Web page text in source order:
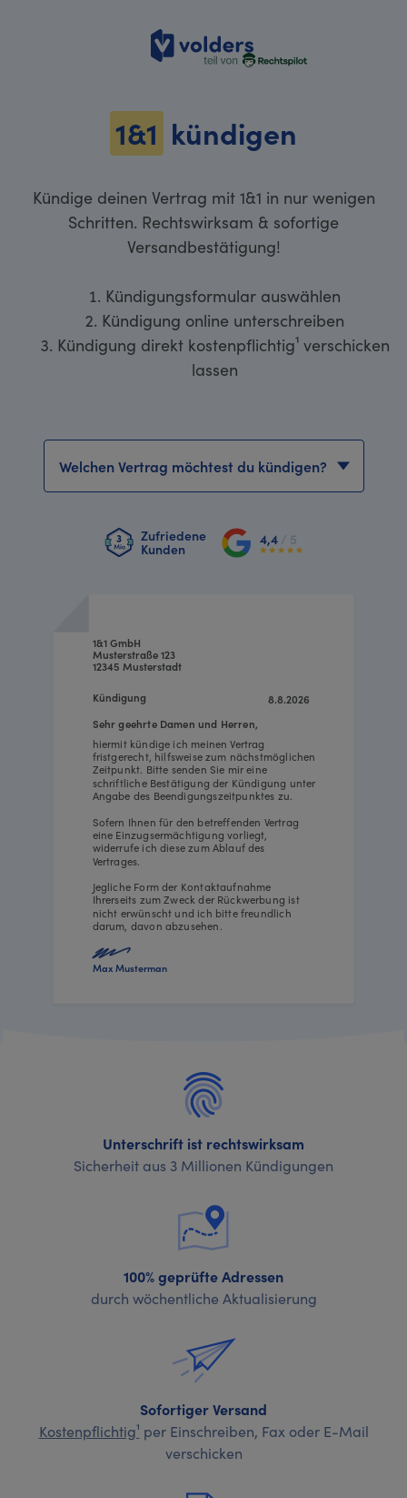
volders
1&1 kündigen
Kündige deinen Vertrag mit 1&1 in nur wenigen
Schritten. Rechtswirksam & sofortige
Versandbestätigung!
Kündigungsformular auswählen
Kündigung online unterschreiben
Kündigung direkt kostenpflichtig¹ verschicken
lassen
Zufriedene
Kunden
4,4 / 5
8.8.2026
1&1 GmbH
Musterstraße 123
12345 Musterstadt
hiermit kündige ich meinen Vertrag
fristgerecht, hilfsweise zum nächstmöglichen
Zeitpunkt. Bitte senden Sie mir eine
schriftliche Bestätigung der Kündigung unter
Angabe des Beendigungszeitpunktes zu.
Sofern Ihnen für den betreffenden Vertrag
eine Einzugsermächtigung vorliegt,
widerrufe ich diese zum Ablauf des
Vertrages.
Jegliche Form der Kontaktaufnahme
Ihrerseits zum Zweck der Rückwerbung ist
nicht erwünscht und ich bitte freundlich
darum, davon abzusehen.
Sehr geehrte Damen und Herren,
Kündigung
Max Musterman
Unterschrift ist rechtswirksam
Sicherheit aus 3 Millionen Kündigungen
100% geprüfte Adressen
durch wöchentliche Aktualisierung
Sofortiger Versand
Kostenpflichtig¹ per Einschreiben, Fax oder E-Mail
verschicken